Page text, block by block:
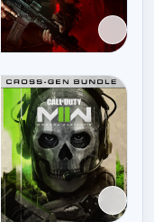
برای افزودن وارد شوید
برای افزودن وارد شوید